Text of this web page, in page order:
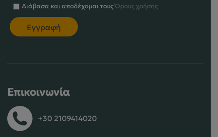
Διάβασα και αποδέχομαι τουςΌρους χρήσης
Επικοινωνία
+30 2109414020